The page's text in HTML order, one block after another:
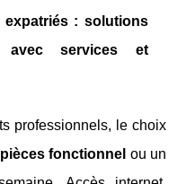
expatriés : solutions
avec services et
professionnels, le choix
fonctionnel ou un